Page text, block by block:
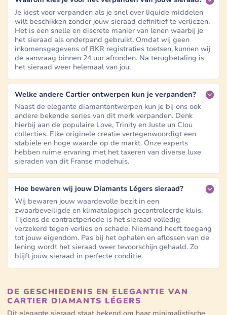
Je kiest voor verpanden als je snel over liquide middelen
wilt beschikken zonder jouw sieraad definitief te verliezen.
Het is een snelle en discrete manier van lenen waarbij je
het sieraad als onderpand gebruikt. Omdat wij geen
inkomensgegevens of BKR registraties toetsen, kunnen wij
de aanvraag binnen 24 uur afronden. Na terugbetaling is
het sieraad weer helemaal van jou.
Welke andere Cartier ontwerpen kun je verpanden?
Naast de elegante diamantontwerpen kun je bij ons ook
andere bekende series van dit merk verpanden. Denk
hierbij aan de populaire Love, Trinity en Juste un Clou
collecties. Elke originele creatie vertegenwoordigt een
stabiele en hoge waarde op de markt. Onze experts
hebben ruime ervaring met het taxeren van diverse luxe
sieraden van dit Franse modehuis.
Hoe bewaren wij jouw Diamants Légers sieraad?
Wij bewaren jouw waardevolle bezit in een
zwaarbeveiligde en klimatologisch gecontroleerde kluis.
Tijdens de contractperiode is het sieraad volledig
verzekerd tegen verlies en schade. Niemand heeft toegang
tot jouw eigendom. Pas bij het ophalen en aflossen van de
lening wordt het sieraad weer tevoorschijn gehaald. Zo
blijft jouw sieraad in perfecte conditie.
DE GESCHIEDENIS EN ELEGANTIE VAN
CARTIER DIAMANTS LÉGERS